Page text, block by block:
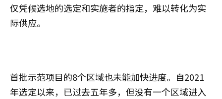
仅凭候选地的选定和实施者的指定，难以转化为实
际供应。
首批示范项目的8个区域也未能加快进度。自2021
年选定以来，已过去五年多，但没有一个区域进入